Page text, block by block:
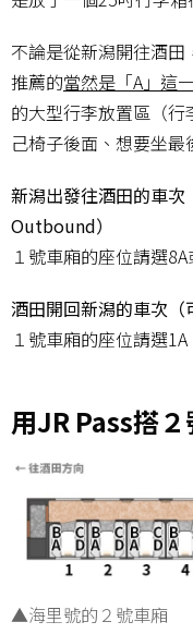
不論是從新潟開往酒
推薦的當然是「A」這
的大型行李放置區（
己椅子後面、想要坐最
新潟出發往酒田的車
Outbound）
１號車廂的座位請選
酒田開回新潟的車次（
１號車廂的座位請選
用JR Pass搭
▲海里號的２號車廂